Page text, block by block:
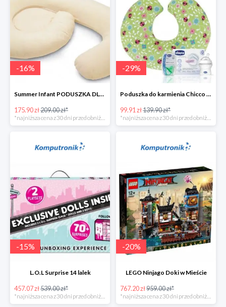
-16%
Summer Infant PODUSZKA DLA KOBIET W CIĄŻY 4w1
175.90 zł209.00 zł*
-29%
Poduszka do karmienia Chicco Boppy Ladybug Lane + wyprawka
99.91 zł139.90 zł*
-15%
L.O.L Surprise 14 lalek
457.07 zł539.00 zł*
*najniższa cena z 30 dni przed obniżką
-20%
LEGO Ninjago Doki w Mieście
767.20 zł959.00 zł*
*najniższa cena z 30 dni przed obniżką